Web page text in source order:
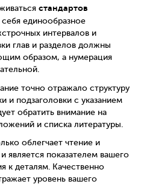
стандартов
себя единообразное
интервалов и
глав и разделов должны
образом, а нумерация
точно отражало структуру
и подзаголовки с указанием
обратить внимание на
и списка литературы.
облегчает чтение и
является показателем вашего
к деталям. Качественно
уровень вашего